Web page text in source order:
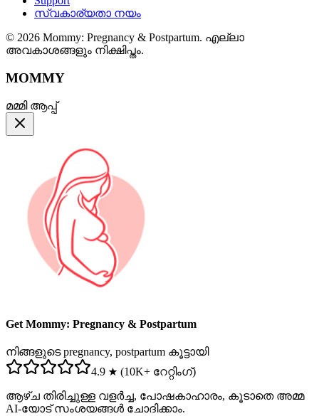
സ്വകാര്യതാ നയം
© 2026 Mommy: Pregnancy & Postpartum. എല്ലാ
അവകാശങ്ങളും നിക്ഷിപ്തം.
MOMMY
മമ്മി ആപ്പ്
Get Mommy: Pregnancy & Postpartum
നിങ്ങളുടെ pregnancy, postpartum കൂട്ടായി
4.9 ★ (10K+ റേറ്റിംഗ്)
ആഴ്ച തിരിച്ചുള്ള വളർച്ച, പോഷകാഹാരം, കൂടാതെ അമ്മ
AI-യോട് സംശയങ്ങൾ ചോദിക്കാം.